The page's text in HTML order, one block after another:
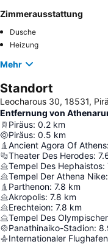
Zimmerausstattung
Dusche
Heizung
Mehr
Standort
Leocharous 30, 18531,
Entfernung von
Piräus: 0.2 km
Piräus: 0.5 km
Ancient Agora Of Athens:
Theater Des Herodes:
Tempel Des Hephaistos:
Tempel Der Athena Nike:
Parthenon: 7.8 km
Akropolis: 7.8 km
Erechteion: 7.8 km
Tempel Des
Panathinaiko-Stadion:
Internationaler